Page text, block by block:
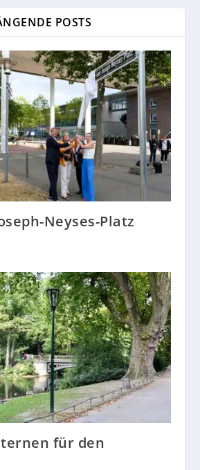
POSTS
Neyses-Platz
für den